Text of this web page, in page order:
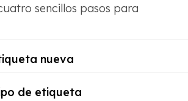
sencillos pasos para
nueva
de etiqueta